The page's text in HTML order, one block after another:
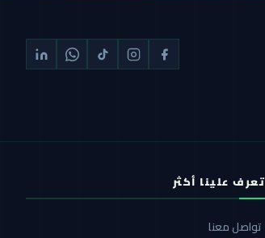
تعرف علينا أكثر
تواصل معنا